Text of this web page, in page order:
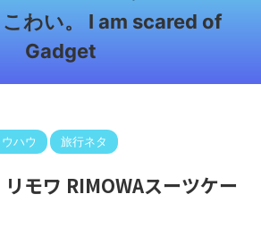
わい。 I am scared of
Gadget
ハウ 旅行ネタ
モワ RIMOWAスーツケー